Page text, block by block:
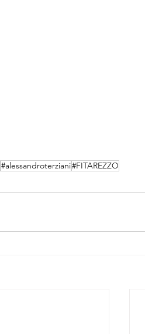
#alessandroterziani#FITAREZZO